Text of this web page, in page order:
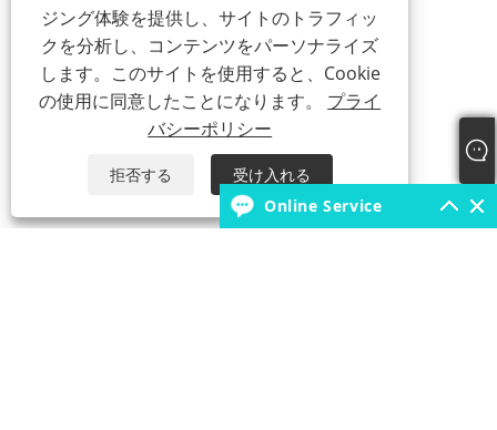
ジング体験を提供し、サイトのトラフィッ
クを分析し、コンテンツをパーソナライズ
します。このサイトを使用すると、Cookie
の使用に同意したことになります。 プライ
バシーポリシー
拒否する
受け入れる
Online Service